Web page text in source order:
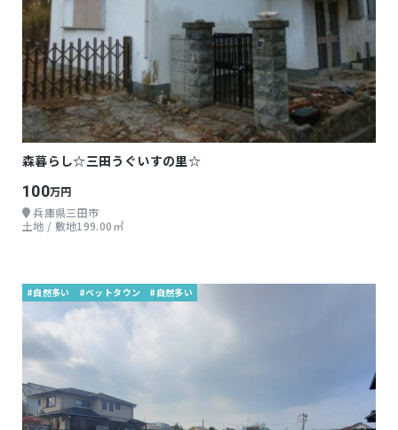
森暮らし☆三田うぐいすの里☆
100万円
兵庫県三田市
土地 / 敷地199.00㎡
#自然多い #ベットタウン #自然多い